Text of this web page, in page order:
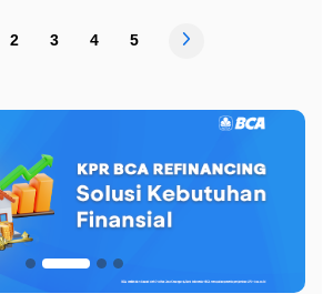
2 3 4 5